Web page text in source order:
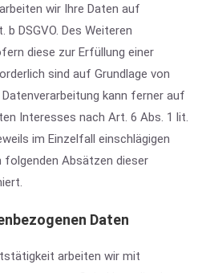
wir Ihre Daten auf
b DSGVO. Des Weiteren
diese zur Erfüllung einer
sind auf Grundlage von
Datenverarbeitung kann ferner auf
Interesses nach Art. 6 Abs. 1 lit.
im Einzelfall einschlägigen
folgenden Absätzen dieser
Daten
arbeiten wir mit